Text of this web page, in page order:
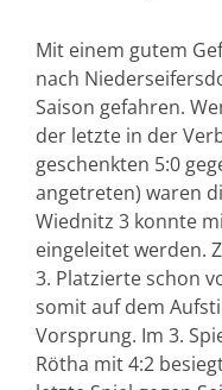
Mit einem gutem
nach
Saison gefahren.
der letzte in der
geschenkten 5:0
angetreten) waren
Wiednitz 3 konnte
eingeleitet werden.
3. Platzierte schon
somit auf dem
Vorsprung. Im 3.
Rötha mit 4:2